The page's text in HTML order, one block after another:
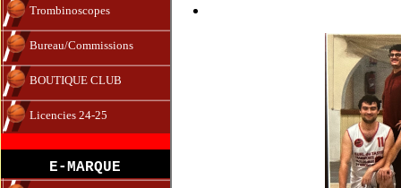
Trombinoscopes
Bureau/Commissions
BOUTIQUE CLUB
Licencies 24-25
E-MARQUE